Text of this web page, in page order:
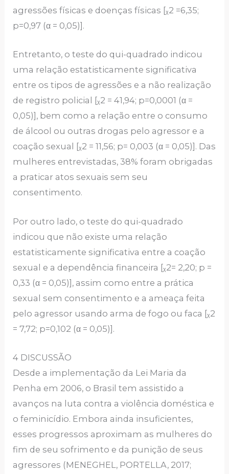
agressões físicas e doenças físicas [ᵪ2 =6,35;
p=0,97 (α = 0,05)].
Entretanto, o teste do qui-quadrado indicou
uma relação estatisticamente significativa
entre os tipos de agressões e a não realização
de registro policial [ᵪ2 = 41,94; p=0,0001 (α =
0,05)], bem como a relação entre o consumo
de álcool ou outras drogas pelo agressor e a
coação sexual [ᵪ2 = 11,56; p= 0,003 (α = 0,05)]. Das
mulheres entrevistadas, 38% foram obrigadas
a praticar atos sexuais sem seu
consentimento.
Por outro lado, o teste do qui-quadrado
indicou que não existe uma relação
estatisticamente significativa entre a coação
sexual e a dependência financeira [ᵪ2= 2,20; p =
0,33 (α = 0,05)], assim como entre a prática
sexual sem consentimento e a ameaça feita
pelo agressor usando arma de fogo ou faca [ᵪ2
= 7,72; p=0,102 (α = 0,05)].
4 DISCUSSÃO
Desde a implementação da Lei Maria da
Penha em 2006, o Brasil tem assistido a
avanços na luta contra a violência doméstica e
o feminicídio. Embora ainda insuficientes,
esses progressos aproximam as mulheres do
fim de seu sofrimento e da punição de seus
agressores (MENEGHEL, PORTELLA, 2017;